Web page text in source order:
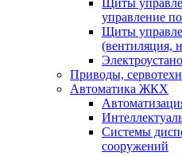
Щиты
управление
Щиты
(вентиляция,
Приводы,
Автоматика ЖКХ
Системы
сооружений